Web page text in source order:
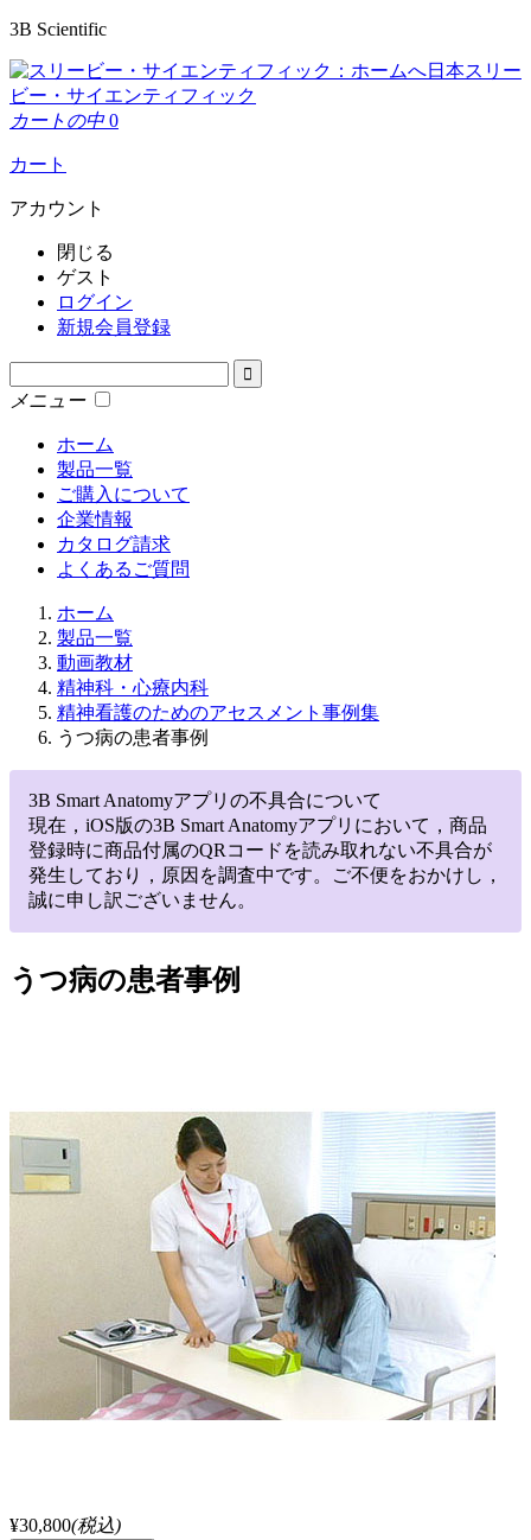
3B Scientific
日本スリー
ビー・サイエンティフィック
カートの中 0
カート
アカウント
閉じる
ゲスト
ログイン
新規会員登録
メニュー
ホーム
製品一覧
ご購入について
企業情報
カタログ請求
よくあるご質問
ホーム
製品一覧
動画教材
精神科・心療内科
精神看護のためのアセスメント事例集
うつ病の患者事例
3B Smart Anatomyアプリの不具合について
現在，iOS版の3B Smart Anatomyアプリにおいて，商品
登録時に商品付属のQRコードを読み取れない不具合が
発生しており，原因を調査中です。ご不便をおかけし，
誠に申し訳ございません。
うつ病の患者事例
¥30,800(税込)